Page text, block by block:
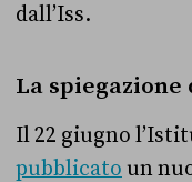
dall’Iss.
La spiegazione
Il 22 giugno
pubblicato un